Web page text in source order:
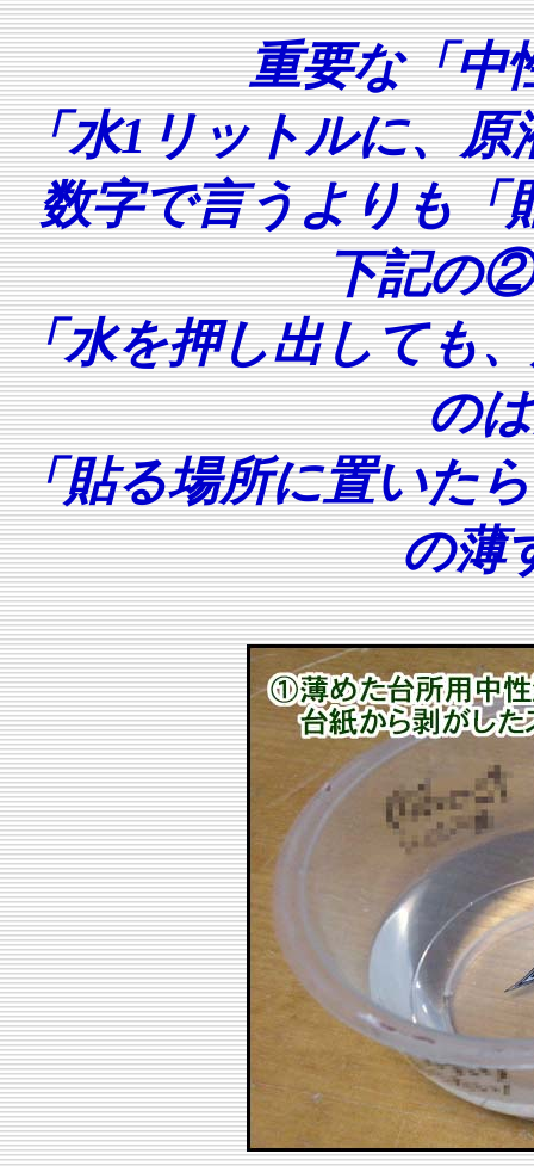
重要な「中
「水1リットルに、原
数字で言うよりも「
下記の
「水を押し出しても
の
「貼る場所に置いた
の薄